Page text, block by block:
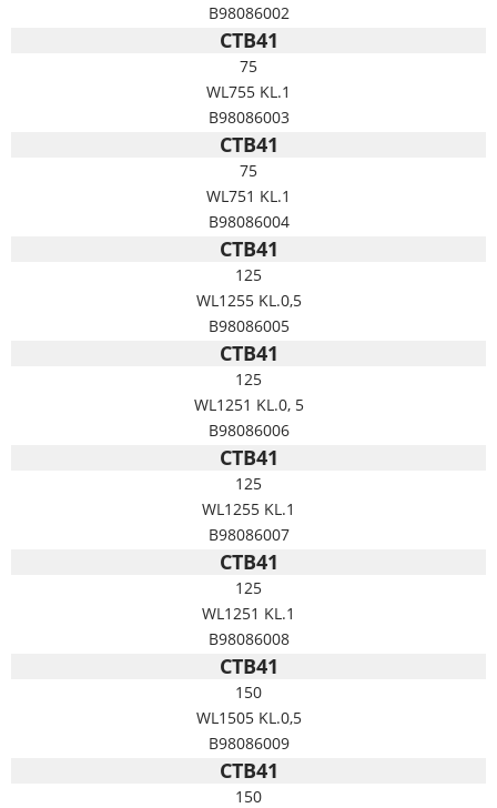
B98086002
CTB41
75
WL755 KL.1
B98086003
CTB41
75
WL751 KL.1
B98086004
CTB41
125
WL1255 KL.0,5
B98086005
CTB41
125
WL1251 KL.0, 5
B98086006
CTB41
125
WL1255 KL.1
B98086007
CTB41
125
WL1251 KL.1
B98086008
CTB41
150
WL1505 KL.0,5
B98086009
CTB41
150